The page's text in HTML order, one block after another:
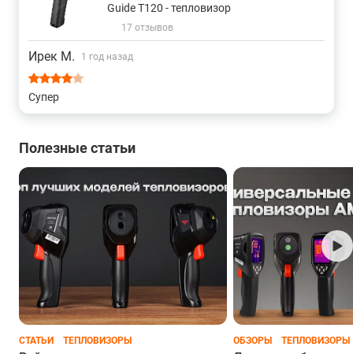
Тепловизор для выявления участков повышенной
влажности и мест образования плесени
Тепловизор для электрооборудования и промышленности
Неполадка в электросети может быть вызвана как
избыточным нагревом, так и охлаждением. В любом случае,
тепловизор покажет наличие аномалии сразу же в момент
съёмки, позволяя принять необходимые меры без
отлагательств. Тепловизионные приборы подходят для
Guide T120 - тепловизор
17 отзывов
Ирек М. 1 год назад
Супер
Полезные статьи
СТАТЬИ ТЕПЛОВИЗОРЫ ОБЗОРЫ ТЕПЛОВИЗОРЫ